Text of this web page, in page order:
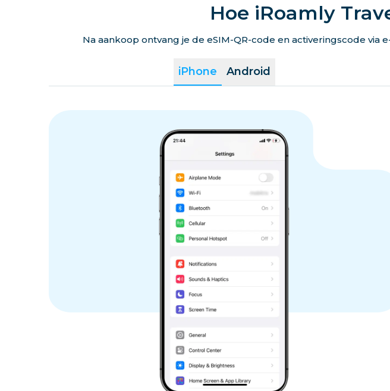
Hoe iRoamly
Na aankoop ontvang je de eSIM-QR-code en activeringscode
iPhone Android